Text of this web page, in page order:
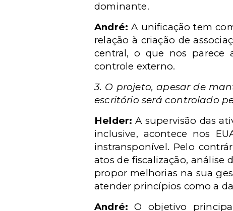
dominante.
André: A unificação tem
relação à criação de
central, o que nos parece
controle externo.
3. O projeto, apesar de
escritório será controlado
Helder: A supervisão das
inclusive, acontece nos
instransponível. Pelo
atos de fiscalização, análise
propor melhorias na sua
atender princípios como a
André: O objetivo